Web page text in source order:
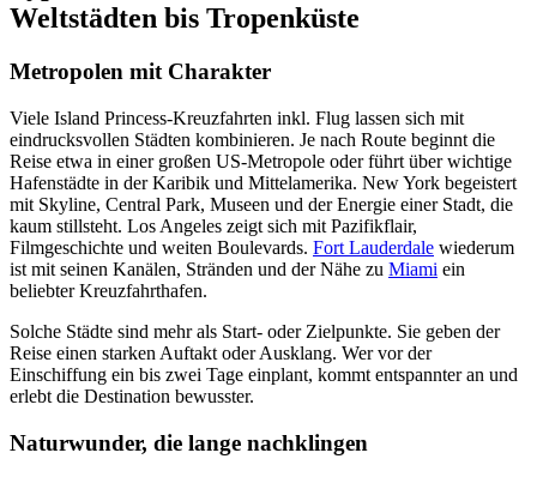
Weltstädten bis Tropenküste
Metropolen mit Charakter
Viele Island Princess-Kreuzfahrten inkl. Flug lassen sich mit
eindrucksvollen Städten kombinieren. Je nach Route beginnt die
Reise etwa in einer großen US-Metropole oder führt über wichtige
Hafenstädte in der Karibik und Mittelamerika. New York begeistert
mit Skyline, Central Park, Museen und der Energie einer Stadt, die
kaum stillsteht. Los Angeles zeigt sich mit Pazifikflair,
Filmgeschichte und weiten Boulevards. Fort Lauderdale wiederum
ist mit seinen Kanälen, Stränden und der Nähe zu Miami ein
beliebter Kreuzfahrthafen.
Solche Städte sind mehr als Start- oder Zielpunkte. Sie geben der
Reise einen starken Auftakt oder Ausklang. Wer vor der
Einschiffung ein bis zwei Tage einplant, kommt entspannter an und
erlebt die Destination bewusster.
Naturwunder, die lange nachklingen